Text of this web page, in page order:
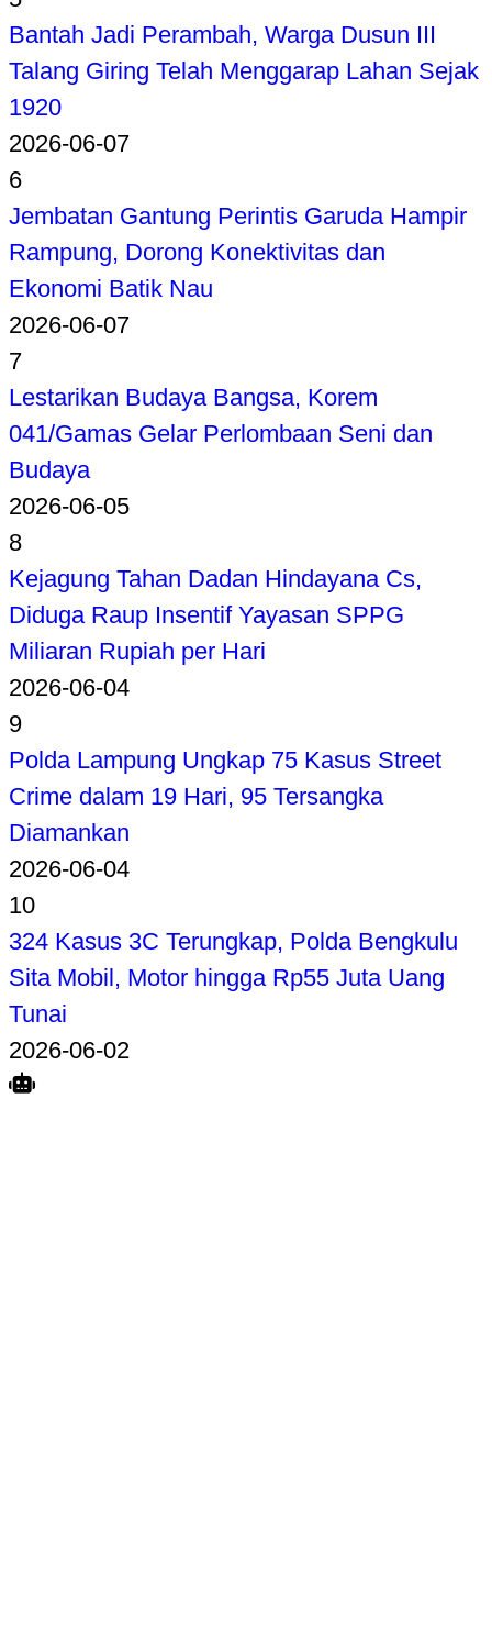
Bantah Jadi Perambah, Warga Dusun III
Talang Giring Telah Menggarap Lahan Sejak
1920
2026-06-07
6
Jembatan Gantung Perintis Garuda Hampir
Rampung, Dorong Konektivitas dan
Ekonomi Batik Nau
2026-06-07
7
Lestarikan Budaya Bangsa, Korem
041/Gamas Gelar Perlombaan Seni dan
Budaya
2026-06-05
8
Kejagung Tahan Dadan Hindayana Cs,
Diduga Raup Insentif Yayasan SPPG
Miliaran Rupiah per Hari
2026-06-04
9
Polda Lampung Ungkap 75 Kasus Street
Crime dalam 19 Hari, 95 Tersangka
Diamankan
2026-06-04
10
324 Kasus 3C Terungkap, Polda Bengkulu
Sita Mobil, Motor hingga Rp55 Juta Uang
Tunai
2026-06-02